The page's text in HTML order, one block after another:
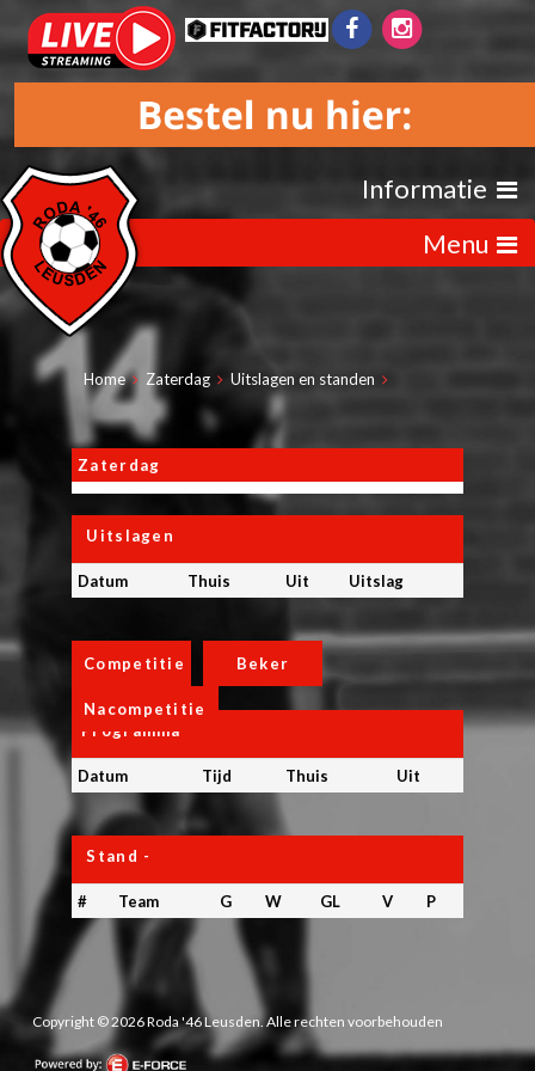
Informatie
Menu
Home Zaterdag Uitslagen en standen
Zaterdag
Uitslagen
Datum Thuis Uit Uitslag
Competitie Beker
Nacompetitie
Programma
Datum Tijd Thuis Uit
Stand -
# Team G W GL V P
Copyright © 2026 Roda '46 Leusden. Alle rechten voorbehouden